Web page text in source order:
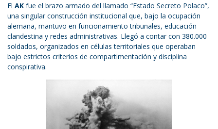
El AK fue el brazo armado del llamado “Estado Secreto Polaco”,
una singular construcción institucional que, bajo la ocupación
alemana, mantuvo en funcionamiento tribunales, educación
clandestina y redes administrativas. Llegó a contar con 380.000
soldados, organizados en células territoriales que operaban
bajo estrictos criterios de compartimentación y disciplina
conspirativa.